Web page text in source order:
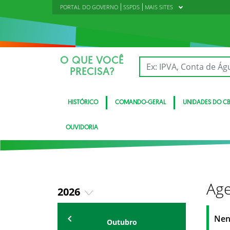
PORTAL DO GOVERNO SSPDS MAIS SITES
O QUE VOCÊ
PRECISA?
HISTÓRICO COMANDO-GERAL UNIDADES DO
OUVIDORIA
2026
2018
Outubro